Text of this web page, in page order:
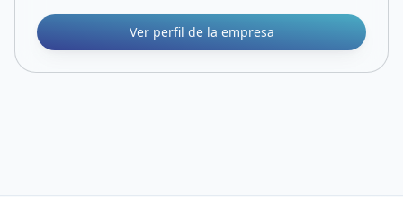
Ver perfil de la empresa